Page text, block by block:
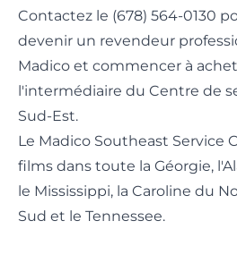
Contactez le (678) 564-0130
devenir un revendeur
Madico et commencer à
l'intermédiaire du Centre de
Sud-Est.
Le Madico Southeast Service
films dans toute la Géorgie,
le Mississippi, la Caroline du
Sud et le Tennessee.